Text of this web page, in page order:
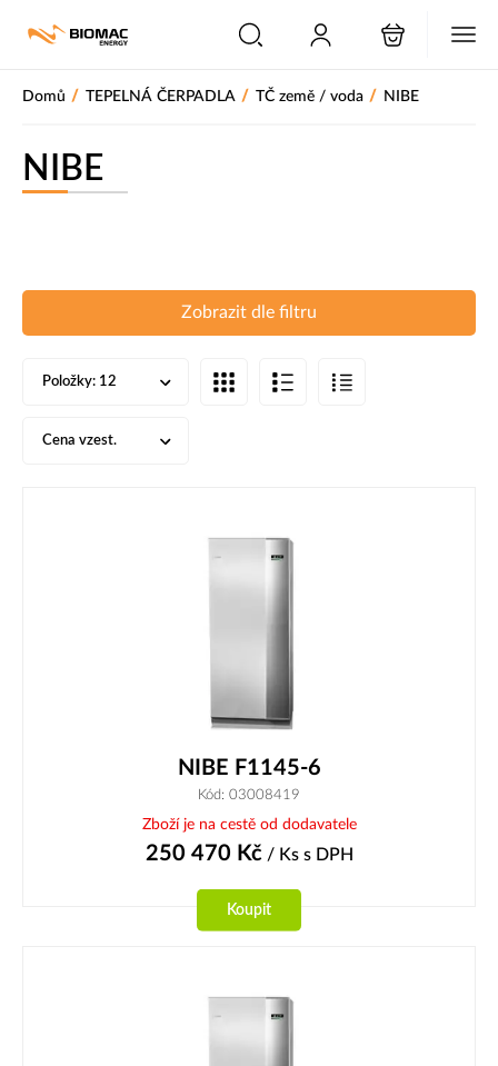
Domů / TEPELNÁ ČERPADLA / TČ země / voda / NIBE
NIBE
Zobrazit dle filtru
Položky: 12
Cena vzest.
NIBE F1145-6
Kód: 03008419
Zboží je na cestě od dodavatele
250 470 Kč/ Ks s DPH
Koupit